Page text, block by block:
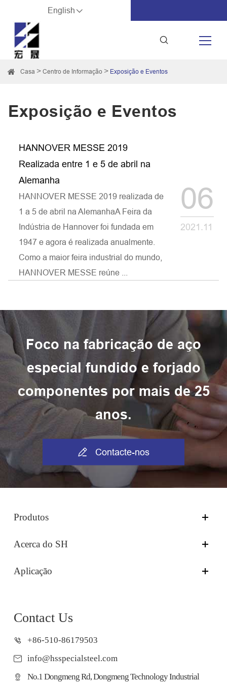
English
Casa Centro de Informação Exposição e Eventos
Exposição e Eventos
HANNOVER MESSE 2019
Realizada entre 1 e 5 de abril na
Alemanha
HANNOVER MESSE 2019 realizada de
1 a 5 de abril na AlemanhaA Feira da
Indústria de Hannover foi fundada em
1947 e agora é realizada anualmente.
Como a maior feira industrial do mundo,
HANNOVER MESSE reúne ...
06
2021.11
Foco na fabricação de aço
especial fundido e forjado
componentes por mais de 25
anos.
 Contacte-nos
Produtos
Acerca do SH
Aplicação
Contact Us
+86-510-86179503
info@hsspecialsteel.com
No.1 Dongmeng Rd, Dongmeng Technology Industrial